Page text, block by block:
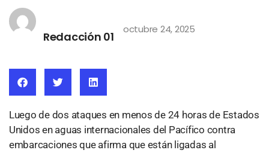
Redacción 01
octubre 24, 2025
Luego de dos ataques en menos de 24 horas de Estados
Unidos en aguas internacionales del Pacífico contra
embarcaciones que afirma que están ligadas al